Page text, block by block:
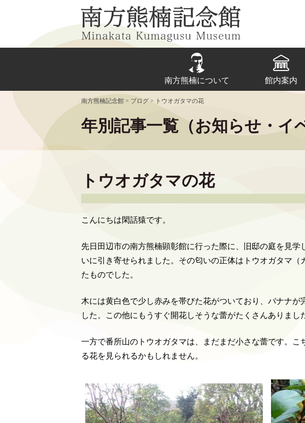
南方熊楠について 館内案内
南方熊楠記念館 > ブログ > トウオガタマの花
年別記事一覧（お知らせ・イ
トウオガタマの花
こんにちは閑話猿です。
先日田辺市の南方熊楠顕彰館に行った際に、旧邸の庭を見学
いに引き寄せられました。その匂いの正体はトウオガタマ
たものでした。
木には黄白色で少し赤みを帯びた花がついており、バナナが
した。この他にもうすぐ開花しそうな蕾がたくさんありまし
一方で番所山のトウオガタマは、まだまだ小さな蕾です。こ
る花を見られるかもしれません。